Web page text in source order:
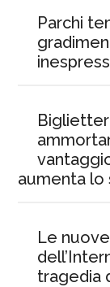
Parchi
aumenta lo
Le
tragedia